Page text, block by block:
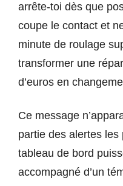
arrête-toi dès que
coupe le contact et
minute de roulage
transformer une
d’euros en
Ce message
partie des alertes
tableau de bord
accompagné d’un